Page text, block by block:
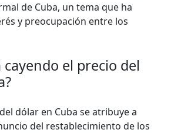
de Cuba, un tema que ha
y preocupación entre los
cayendo el precio del
dólar en Cuba se atribuye a
del restablecimiento de los